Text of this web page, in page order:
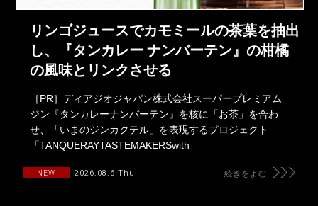
リンゴジュースでカモミールの茶葉を抽出
し、『タンカレー ナンバーテン』の柑橘
の風味とリンクさせる
［PR］ディアジオジャパン株式会社スーパープレミアム
ジン『タンカレーナンバーテン』を核に「お茶」を合わ
せ、「いまのジンカクテル」を表現するプロジェクト
「TANQUERAYTASTEMAKERSwith
NEW 2026.08.6 Thu 続きをよむ